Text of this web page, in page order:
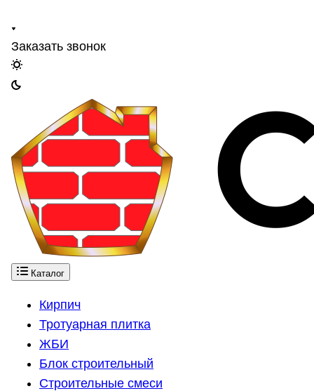
Заказать звонок
Каталог
Кирпич
Тротуарная плитка
ЖБИ
Блок строительный
Строительные смеси